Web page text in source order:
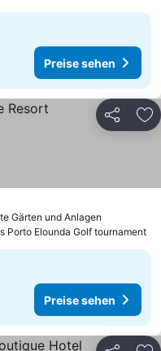
Preise sehen
Teilen
Gärten und Anlagen
Porto Elounda Golf tournament
Preise sehen